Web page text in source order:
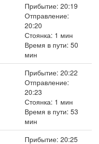
Прибытие: 20:19
Отправление:
20:20
Стоянка: 1 мин
Время в пути: 50
мин
Прибытие: 20:22
Отправление:
20:23
Стоянка: 1 мин
Время в пути: 53
мин
Прибытие: 20:25